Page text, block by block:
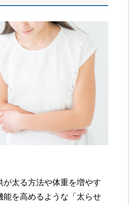
が太る方法や体重を増やす
能を高めるような「太らせ